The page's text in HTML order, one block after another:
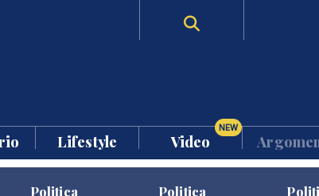
Lifestyle Video
NEW
Politica Politica